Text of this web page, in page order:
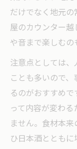
だけでなく地元
屋のカウンター
や音まで楽しむの
注意点としては
ことも多いので
るのがおすすめ
って内容が変わ
ません。食材本
ひ日本酒とともに